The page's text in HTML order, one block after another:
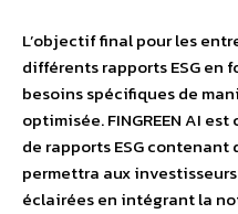
L’objectif final pour les
différents rapports ESG
besoins spécifiques de
optimisée. FINGREEN AI
de rapports ESG
permettra aux
éclairées en intégrant la